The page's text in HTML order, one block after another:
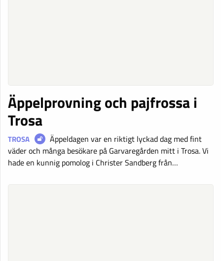
Äppelprovning och pajfrossa i
Trosa
TROSA
Äppeldagen var en riktigt lyckad dag med fint
väder och många besökare på Garvaregården mitt i Trosa. Vi
hade en kunnig pomolog i Christer Sandberg från…